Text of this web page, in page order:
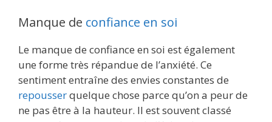
Manque de confiance en soi
Le manque de confiance en soi est également
une forme très répandue de l’anxiété. Ce
sentiment entraîne des envies constantes de
repousserquelque chose parce qu’on a peur de
ne pas être à la hauteur. Il est souvent classé